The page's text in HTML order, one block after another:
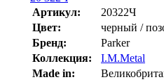
Артикул:
20322Ч
Цвет:
черный /
Бренд:
Parker
Коллекция:
I.M.Metal
Made in: